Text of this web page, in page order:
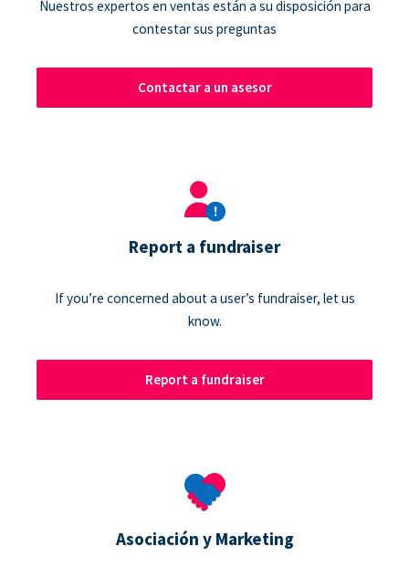
Nuestros expertos en ventas están a su disposición para
contestar sus preguntas
Contactar a un asesor
Report a fundraiser
If you’re concerned about a user’s fundraiser, let us
know.
Report a fundraiser
Asociación y Marketing